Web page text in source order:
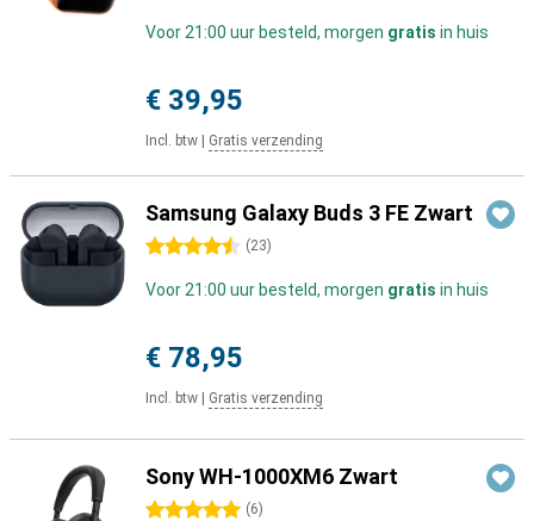
Voor 21:00 uur besteld, morgen gratis in huis
€ 39,95
Incl. btw Gratis verzending
Samsung Galaxy Buds 3 FE Zwart
4.5 sterren (23)
Voor 21:00 uur besteld, morgen gratis in huis
€ 78,95
Incl. btw Gratis verzending
Sony WH-1000XM6 Zwart
5 sterren (6)